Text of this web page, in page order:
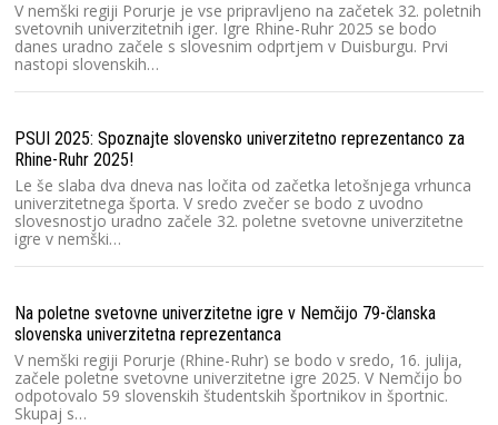
V nemški regiji Porurje je vse pripravljeno na začetek 32. poletnih
svetovnih univerzitetnih iger. Igre Rhine-Ruhr 2025 se bodo
danes uradno začele s slovesnim odprtjem v Duisburgu. Prvi
nastopi slovenskih…
PSUI 2025: Spoznajte slovensko univerzitetno reprezentanco za
Rhine-Ruhr 2025!
Le še slaba dva dneva nas ločita od začetka letošnjega vrhunca
univerzitetnega športa. V sredo zvečer se bodo z uvodno
slovesnostjo uradno začele 32. poletne svetovne univerzitetne
igre v nemški…
Na poletne svetovne univerzitetne igre v Nemčijo 79-članska
slovenska univerzitetna reprezentanca
V nemški regiji Porurje (Rhine-Ruhr) se bodo v sredo, 16. julija,
začele poletne svetovne univerzitetne igre 2025. V Nemčijo bo
odpotovalo 59 slovenskih študentskih športnikov in športnic.
Skupaj s…